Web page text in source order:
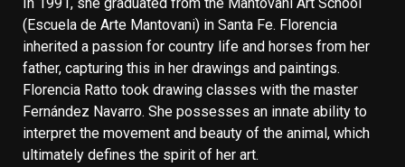
In 1991, she graduated from the Mantovani Art School
(Escuela de Arte Mantovani) in Santa Fe. Florencia
inherited a passion for country life and horses from her
father, capturing this in her drawings and paintings.
Florencia Ratto took drawing classes with the master
Fernández Navarro. She possesses an innate ability to
interpret the movement and beauty of the animal, which
ultimately defines the spirit of her art.